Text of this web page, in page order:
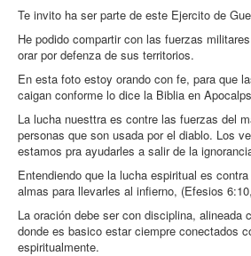
Te invito ha ser parte de este Ejercito de
He podido compartir con las fuerzas
orar por defenza de sus territorios.
En esta foto estoy orando con fe, para que
caigan conforme lo dice la Biblia en
La lucha nuesttra es contre las fuerzas del
personas que son usada por el diablo. Los
estamos pra ayudarles a salir de la
Entendiendo que la lucha espiritual es
almas para llevarles al infierno, (Efesios
La oración debe ser con disciplina, alineada
donde es basico estar ciempre conectados
espiritualmente.